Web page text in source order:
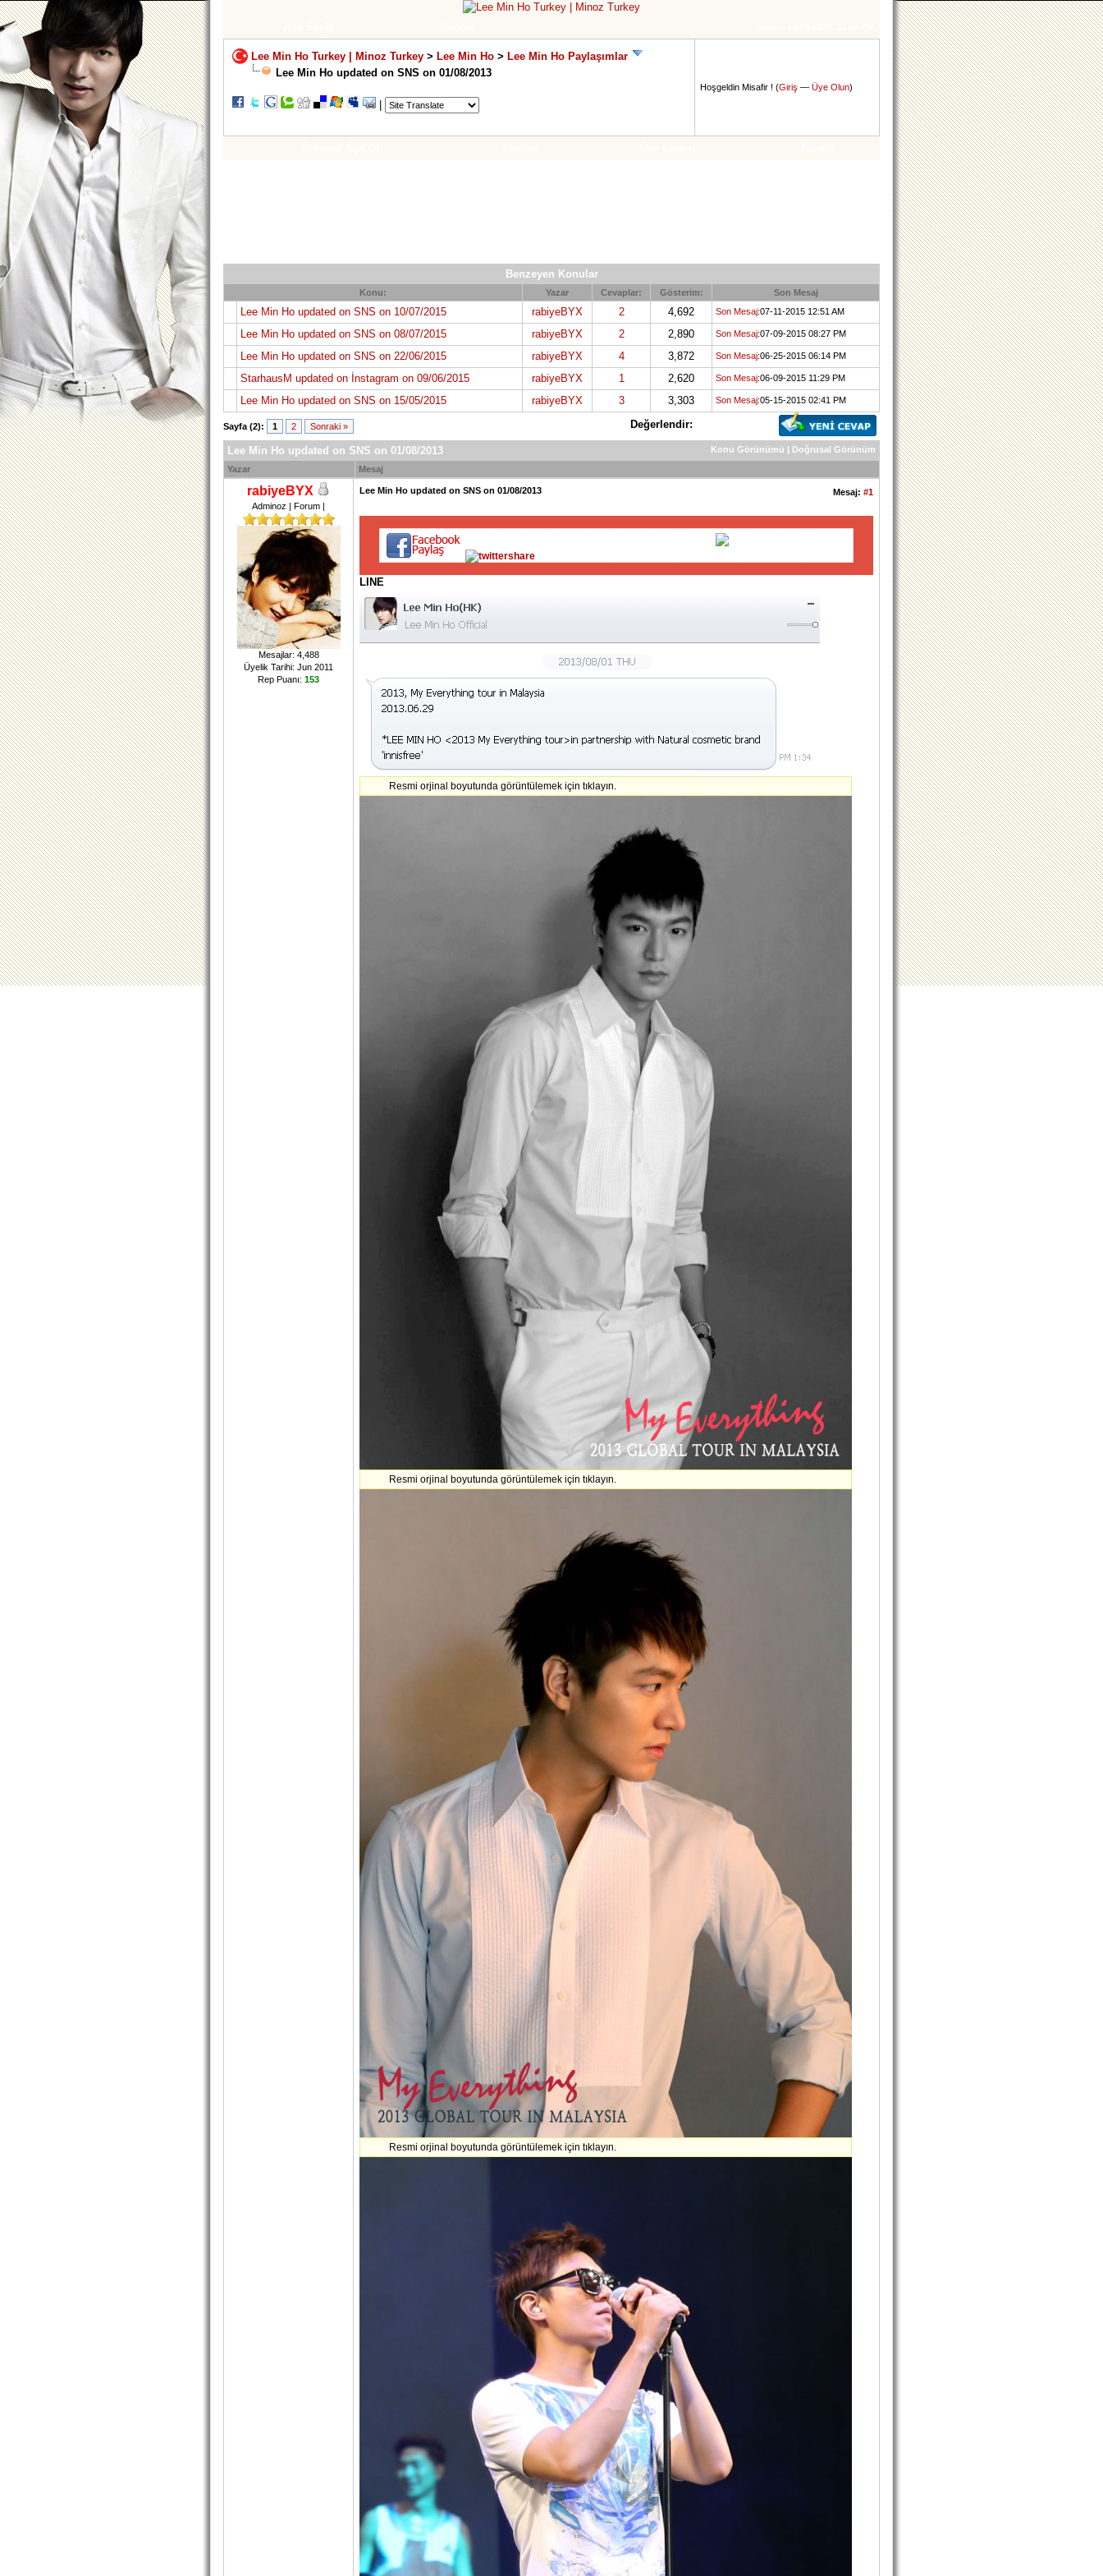
Lee Min Ho Turkey | Minoz Turkey > Lee Min Ho > Lee Min Ho Paylaşımlar
Lee Min Ho updated on SNS on 01/08/2013
Hoşgeldin Misafir ! (Giriş — Üye Olun)
Benzeyen Konular
Konu: Yazar Cevaplar: Gösterim: Son Mesaj
Lee Min Ho updated on SNS on 10/07/2015 rabiyeBYX 2 4,692 Son Mesaj:07-11-2015 12:51 AM
Lee Min Ho updated on SNS on 08/07/2015 rabiyeBYX 2 2,890 Son Mesaj:07-09-2015 08:27 PM
Lee Min Ho updated on SNS on 22/06/2015 rabiyeBYX 4 3,872 Son Mesaj:06-25-2015 06:14 PM
StarhausM updated on İnstagram on 09/06/2015 rabiyeBYX 1 2,620 Son Mesaj:06-09-2015 11:29 PM
Lee Min Ho updated on SNS on 15/05/2015 rabiyeBYX 3 3,303 Son Mesaj:05-15-2015 02:41 PM
Sayfa (2): 1 2 Sonraki » Değerlendir:
Konu Görünümü | Doğrusal Görünüm
Lee Min Ho updated on SNS on 01/08/2013
Yazar Mesaj
rabiyeBYX
Adminoz | Forum |
Mesajlar: 4,488
Üyelik Tarihi: Jun 2011
Rep Puanı: 153
Mesaj: #1
Lee Min Ho updated on SNS on 01/08/2013
LINE
Resmi orjinal boyutunda görüntülemek için tıklayın.
Resmi orjinal boyutunda görüntülemek için tıklayın.
Resmi orjinal boyutunda görüntülemek için tıklayın.